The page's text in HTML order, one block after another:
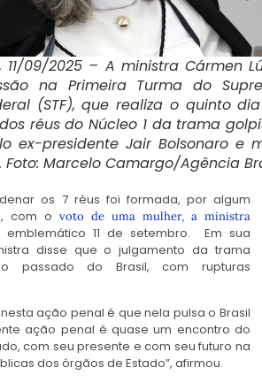
11/09/2025 – A ministra Cármen
na Primeira Turma do
(STF), que realiza o quinto
réus do Núcleo 1 da trama
ex-presidente Jair Bolsonaro e
Foto: Marcelo Camargo/Agência
os 7 réus foi formada, por algum
com o voto de uma mulher, a ministra
emblemático 11 de setembro. Em sua
disse que o julgamento da trama
passado do Brasil, com rupturas
ação penal é que nela pulsa o Brasil
ação penal é quase um encontro do
com seu presente e com seu futuro na
dos órgãos de Estado”, afirmou.